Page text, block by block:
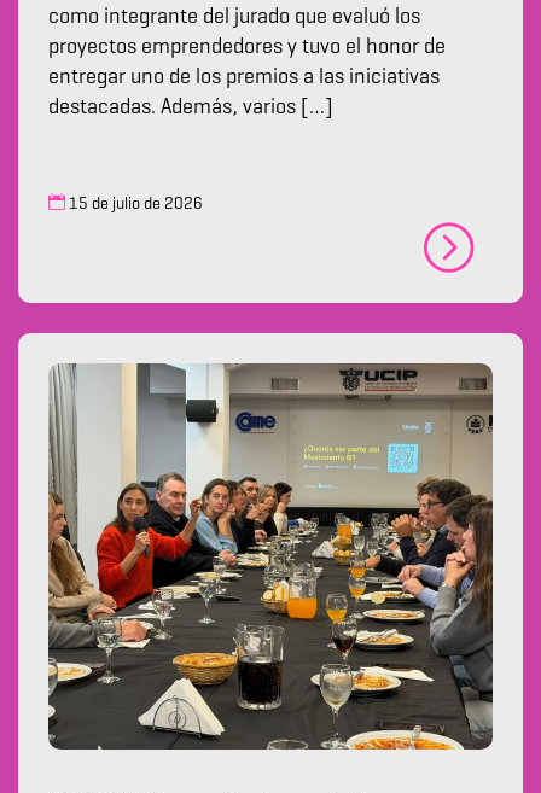
como integrante del jurado que evaluó los
proyectos emprendedores y tuvo el honor de
entregar uno de los premios a las iniciativas
destacadas. Además, varios […]
15 de julio de 2026